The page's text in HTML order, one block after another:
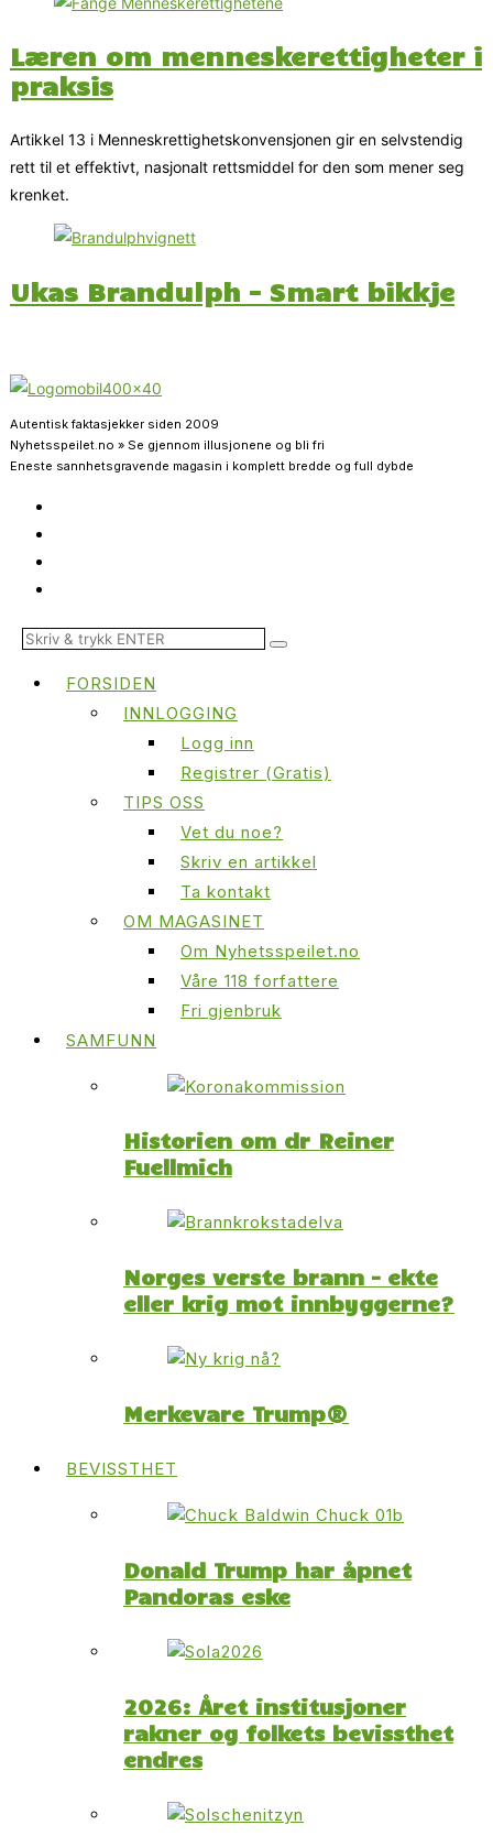
Læren om menneskerettigheter i
praksis
Artikkel 13 i Menneskrettighetskonvensjonen gir en selvstendig
rett til et effektivt, nasjonalt rettsmiddel for den som mener seg
krenket.
Ukas Brandulph – Smart bikkje
Autentisk faktasjekker siden 2009
Nyhetsspeilet.no » Se gjennom illusjonene og bli fri
Eneste sannhetsgravende magasin i komplett bredde og full dybde
FORSIDEN
INNLOGGING
Logg inn
Registrer (Gratis)
TIPS OSS
Vet du noe?
Skriv en artikkel
Ta kontakt
OM MAGASINET
Om Nyhetsspeilet.no
Våre 118 forfattere
Fri gjenbruk
SAMFUNN
Historien om dr Reiner
Fuellmich
Norges verste brann – ekte
eller krig mot innbyggerne?
Merkevare Trump®
BEVISSTHET
Donald Trump har åpnet
Pandoras eske
2026: Året institusjoner
rakner og folkets bevissthet
endres